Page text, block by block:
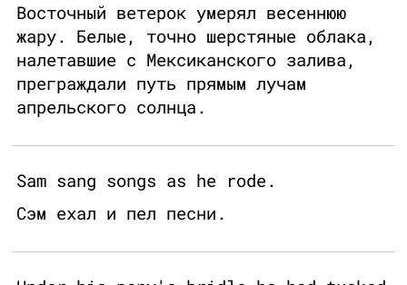
Восточный ветерок умерял весеннюю
жару. Белые, точно шерстяные облака,
налетавшие с Мексиканского залива,
преграждали путь прямым лучам
апрельского солнца.
Sam sang songs as he rode.
Сэм ехал и пел песни.